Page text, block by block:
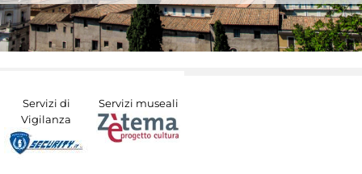
Servizi di
Vigilanza
Servizi museali